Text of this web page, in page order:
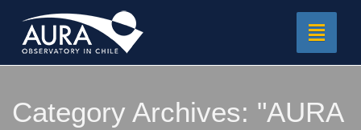
Toggle
Category Archives: "AURA